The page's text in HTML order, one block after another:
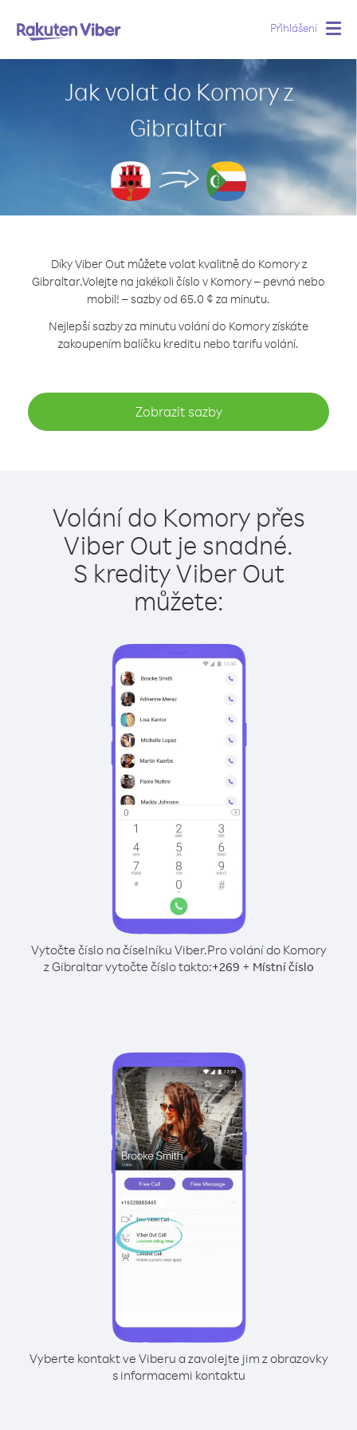
Přihlášení
Jak volat do Komory z
Gibraltar
Díky Viber Out můžete volat kvalitně do Komory z
Gibraltar.Volejte na jakékoli číslo v Komory – pevná nebo
mobil! – sazby od 65.0 ¢ za minutu.
Nejlepší sazby za minutu volání do Komory získáte
zakoupením balíčku kreditu nebo tarifu volání.
Zobrazit sazby
Volání do Komory přes
Viber Out je snadné.
S kredity Viber Out
můžete:
Vytočte číslo na číselníku Viber.Pro volání do Komory
z Gibraltar vytočte číslo takto:+269 + Místní číslo
Vyberte kontakt ve Viberu a zavolejte jim z obrazovky
s informacemi kontaktu